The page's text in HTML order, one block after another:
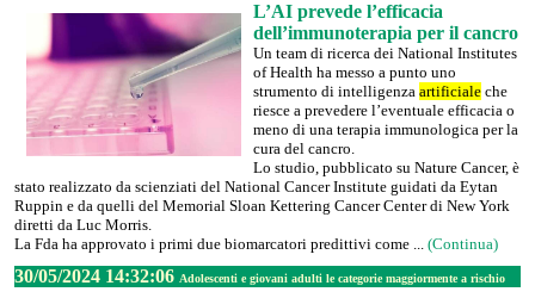
L’AI prevede l’efficacia
dell’immunoterapia per il cancro
Un team di ricerca dei National Institutes
of Health ha messo a punto uno
strumento di intelligenza artificiale che
riesce a prevedere l’eventuale efficacia o
meno di una terapia immunologica per la
cura del cancro.
Lo studio, pubblicato su Nature Cancer, è
stato realizzato da scienziati del National Cancer Institute guidati da Eytan
Ruppin e da quelli del Memorial Sloan Kettering Cancer Center di New York
diretti da Luc Morris.
La Fda ha approvato i primi due biomarcatori predittivi come ... (Continua)
30/05/2024 14:32:06 Adolescenti e giovani adulti le categorie maggiormente a rischio